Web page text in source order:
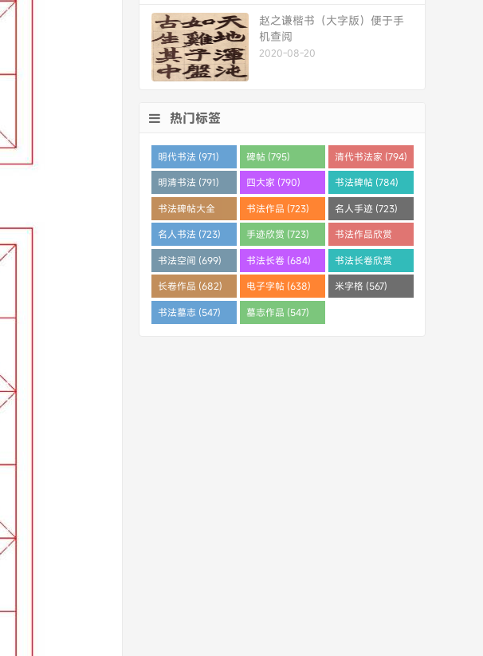
赵之谦楷书（大字版）便于手
机查阅
2020-08-20
热门标签
明代书法 (971) 碑帖 (795) 清代书法家 (794)
明清书法 (791) 四大家 (790) 书法碑帖 (784)
书法碑帖大全
(784)
书法作品 (723) 名人手迹 (723)
名人书法 (723) 手迹欣赏 (723)
书法作品欣赏
(710)
书法空间 (699) 书法长卷 (684)
书法长卷欣赏
(682)
长卷作品 (682) 电子字帖 (638) 米字格 (567)
书法墓志 (547) 墓志作品 (547)